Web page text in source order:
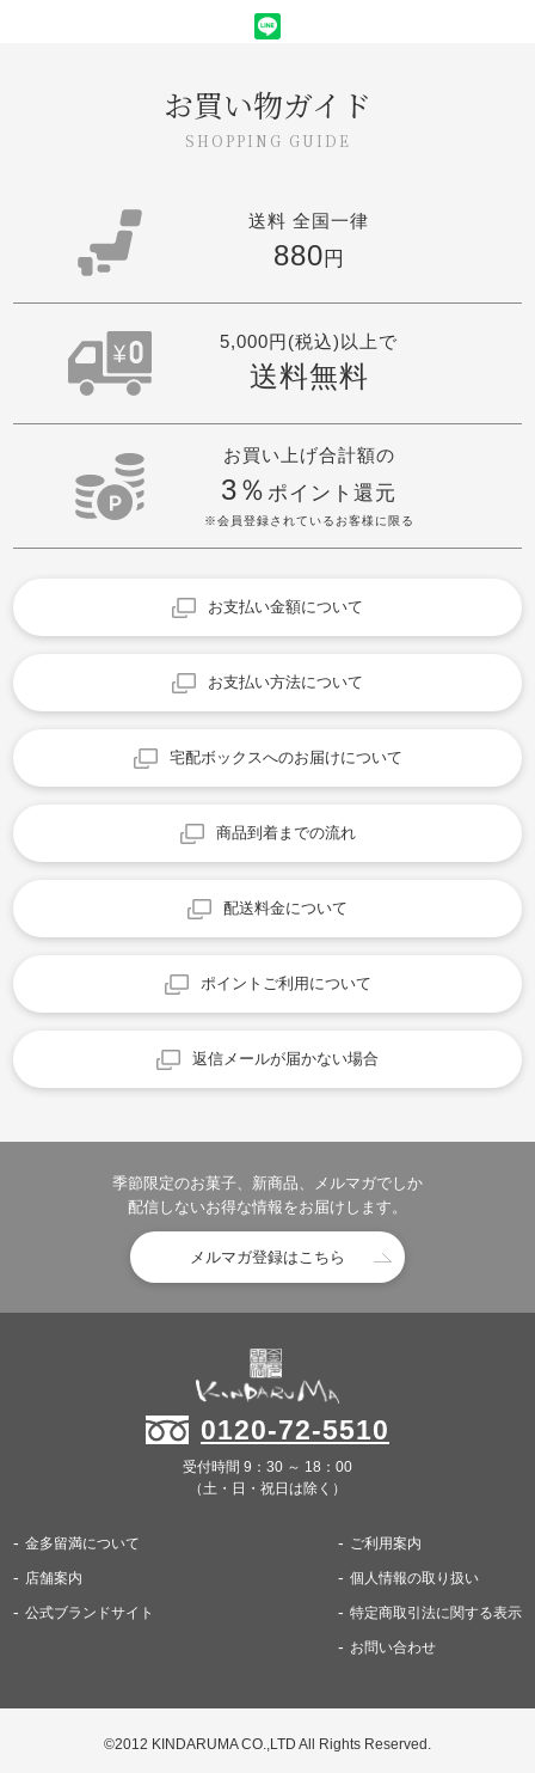
お買い物ガイド
送料 全国一律
880 円
5,000円(税込)以上で
送料無料
お買い上げ合計額の
3％ ポイント還元
※会員登録されているお客様に限る
お支払い金額について
お支払い方法について
宅配ボックスへのお届けについて
商品到着までの流れ
配送料金について
ポイントご利用について
返信メールが届かない場合
季節限定のお菓子、新商品、メルマガでしか
配信しないお得な情報をお届けします。
メルマガ登録はこちら
0120-72-5510
受付時間 9：30 ～ 18：00
（土・日・祝日は除く）
金多留満について
店舗案内
公式ブランドサイト
ご利用案内
個人情報の取り扱い
特定商取引法に関する表示
お問い合わせ
©2012 KINDARUMA CO.,LTD All Rights Reserved.